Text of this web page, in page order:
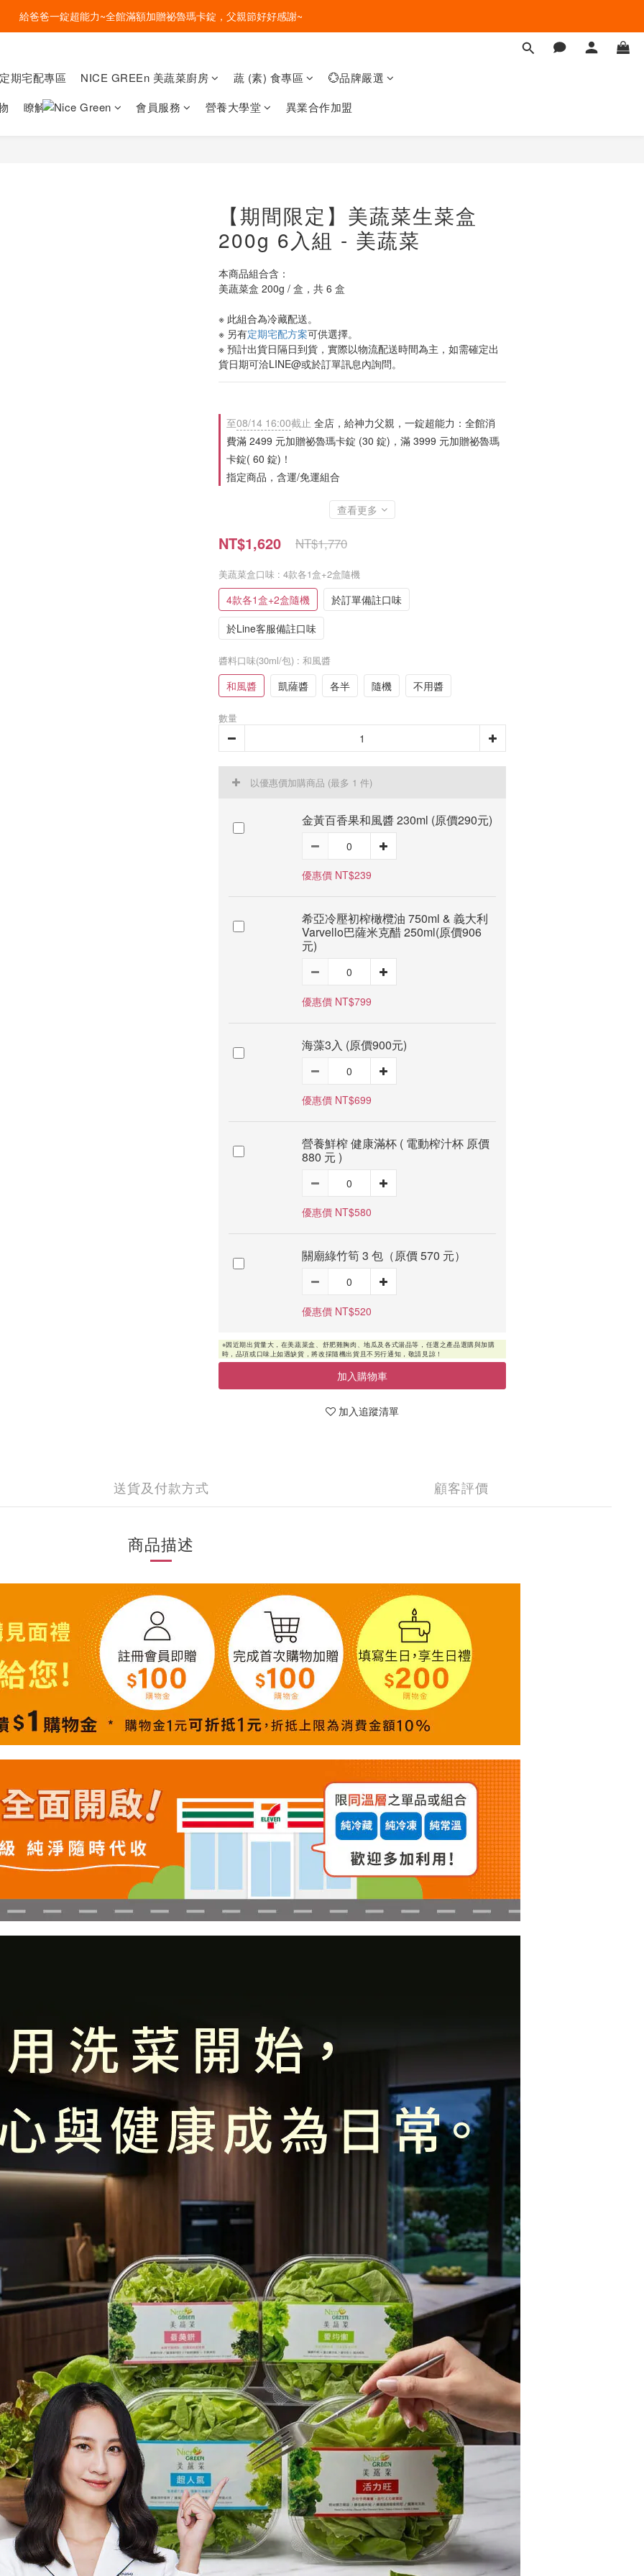
盛夏的餐桌，一定少不了美蔬菜的清爽~ A+B 送購物金🎁一起好好吃菜~
期宅配專區 NICE GREEn 美蔬菜廚房 蔬 (素) 食專區
💮品牌嚴選
瞭解 會員服務 營養大學堂 異業合作加盟
【期間限定】美蔬菜生菜盒
200g 6入組 - 美蔬菜
本商品組合含：
美蔬菜盒 200g / 盒，共 6 盒
※ 此組合為冷藏配送。
※ 另有定期宅配方案可供選擇。
※ 預計出貨日隔日到貨，實際以物流配送時間為主，如需確定出
貨日期可洽LINE@或於訂單訊息內詢問。
至08/14 16:00截止 全店，給神力父親，一錠超能力：全館消
費滿 2499 元加贈祕魯瑪卡錠 (30 錠)，滿 3999 元加贈祕魯瑪
卡錠( 60 錠)！
指定商品，含運/免運組合
查看更多
NT$1,620 NT$1,770
美蔬菜盒口味 : 4款各1盒+2盒隨機
4款各1盒+2盒隨機
於訂單備註口味
於Line客服備註口味
醬料口味(30ml/包) : 和風醬
和風醬 凱薩醬 各半 隨機 不用醬
數量
以優惠價加購商品 (最多 1 件)
金黃百香果和風醬 230ml (原價290元)
優惠價 NT$239
希亞冷壓初榨橄欖油 750ml & 義大利
Varvello巴薩米克醋 250ml(原價906
元)
優惠價 NT$799
海藻3入 (原價900元)
優惠價 NT$699
營養鮮榨 健康滿杯 ( 電動榨汁杯 原價
880 元 )
優惠價 NT$580
關廟綠竹筍 3 包（原價 570 元）
優惠價 NT$520
加入購物車
加入追蹤清單
送貨及付款方式 顧客評價
商品描述